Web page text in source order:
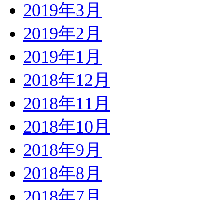
2019年3月
2019年2月
2019年1月
2018年12月
2018年11月
2018年10月
2018年9月
2018年8月